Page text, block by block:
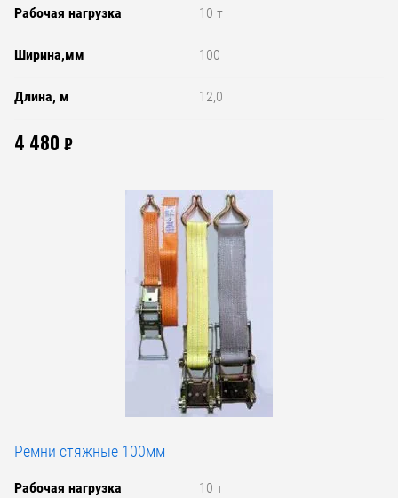
Рабочая нагрузка 10 т
Ширина,мм 100
Длина, м 12,0
4 480 ₽
Ремни стяжные 100мм
Рабочая нагрузка 10 т